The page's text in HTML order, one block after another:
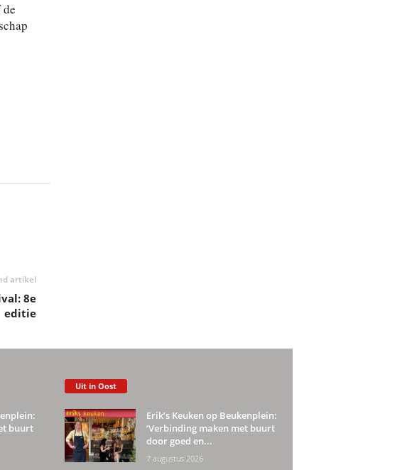
artikel
8e
editie
buurt
Uit in Oost
Erik’s Keuken op Beukenplein:
‘Verbinding maken met buurt
door goed en...
7 augustus 2026